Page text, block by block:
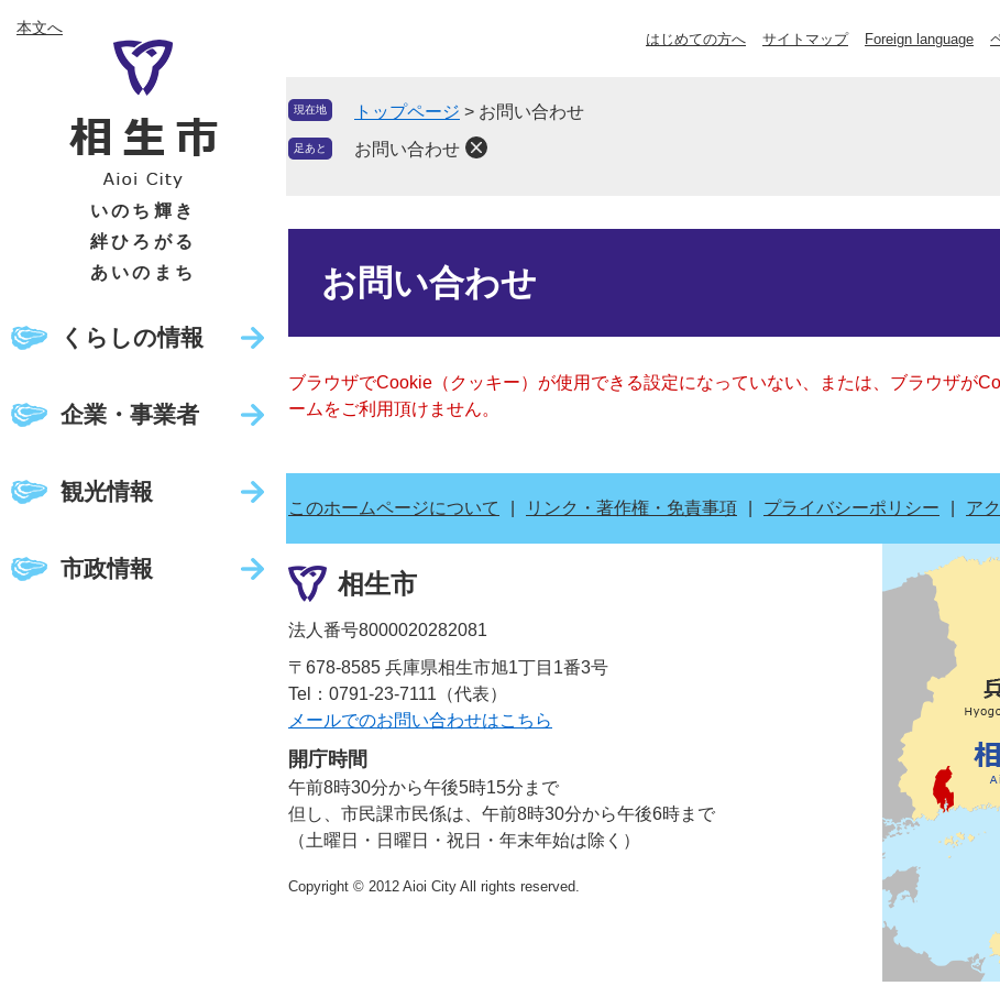
ー
ニ
本文へ
いのち輝き
絆ひろがる
あいのまち
くらしの情報
企業・事業者
観光情報
市政情報
はじめての方へ サイトマップ Foreign language
現在地 トップページ > お問い合わせ
足あと お問い合わせ
お問い合わせ
ブラウザでCookie（クッキー）が使用できる設定になっていない、または、ブラウザが
ームをご利用頂けません。
このホームページについて リンク・著作権・免責事項 プライバシーポリシー ア
相生市
法人番号8000020282081
〒678-8585 兵庫県相生市旭1丁目1番3号
Tel：0791-23-7111（代表）
メールでのお問い合わせはこちら
開庁時間
午前8時30分から午後5時15分まで
但し、市民課市民係は、午前8時30分から午後6時まで
（土曜日・日曜日・祝日・年末年始は除く）
Copyright © 2012 Aioi City All rights reserved.